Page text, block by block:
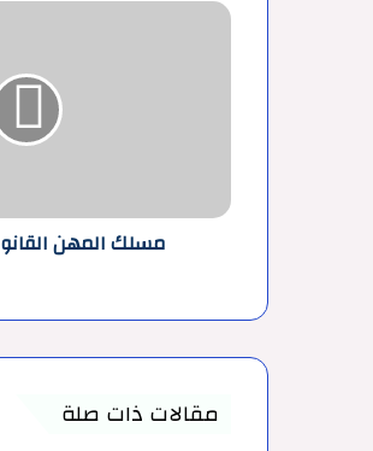
مسلك
مسلك المهن
مقالات ذات صلة